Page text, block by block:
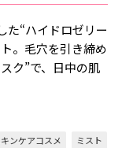
た“ハイドロゼリー
。毛穴を引き締め
ク”で、日中の肌
キンケアコスメ ミスト